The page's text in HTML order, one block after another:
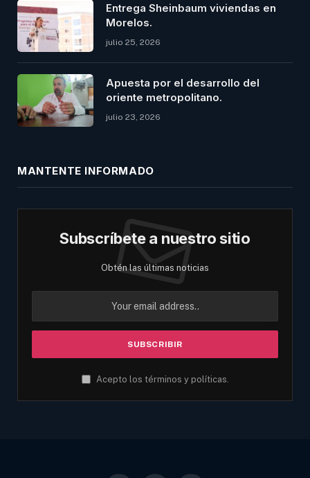
Entrega Sheinbaum viviendas en
Morelos.
julio 25, 2026
Apuesta por el desarrollo del
oriente metropolitano.
julio 23, 2026
MANTENTE INFORMADO
Subscríbete a nuestro sitio
Obtén las últimas noticias
Acepto los términos y políticas.